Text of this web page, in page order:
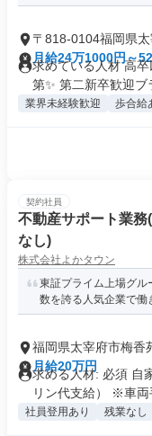
〒818-0104福岡県
月給24万1000円～
求めている人材 高
第✨ 第二新卒歓迎ブ
業界未経験歓迎 歩合給
契約社員
不動産サポート業
なし)
株式会社よかタウン
東証プライム上場グ
数を誇る人気企業で働
福岡県太宰府市梅香
月給20万円
求める人材: 必須 自
リン代支給） ※車両
社員登用あり 残業なし